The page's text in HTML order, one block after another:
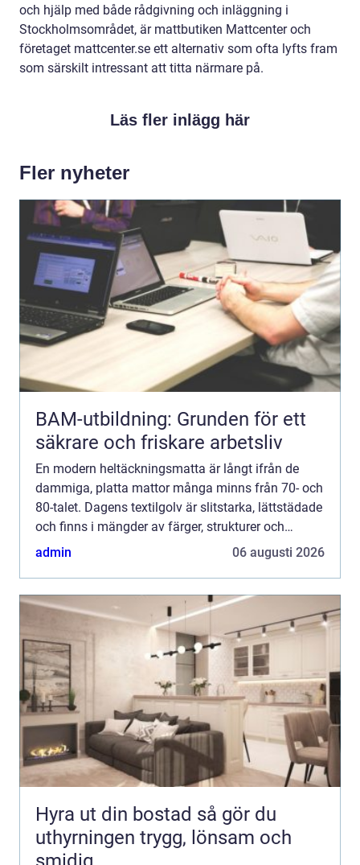
och hjälp med både rådgivning och inläggning i
Stockholmsområdet, är mattbutiken Mattcenter och
företaget mattcenter.se ett alternativ som ofta lyfts fram
som särskilt intressant att titta närmare på.
Läs fler inlägg här
Fler nyheter
BAM-utbildning: Grunden för ett
säkrare och friskare arbetsliv
En modern heltäckningsmatta är långt ifrån de
dammiga, platta mattor många minns från 70- och
80-talet. Dagens textilgolv är slitstarka, lättstädade
och finns i mängder av färger, strukturer och
kvaliteter. För den som letar efter
admin 06 augusti 2026
Hyra ut din bostad så gör du
uthyrningen trygg, lönsam och